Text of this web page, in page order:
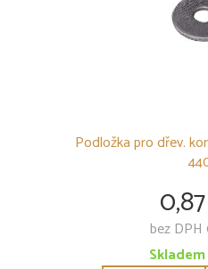
Podložka pro dřev.
bez DPH
Skladem